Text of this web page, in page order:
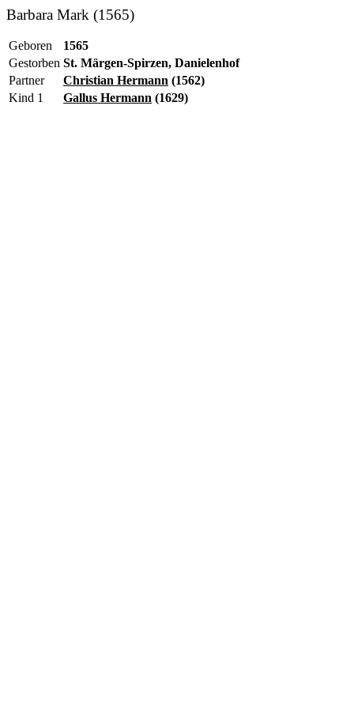
Barbara Mark (1565)
Geboren
1565
Gestorben St. Märgen-Spirzen, Danielenhof
Partner
Christian Hermann (1562)
Kind 1
Gallus Hermann (1629)